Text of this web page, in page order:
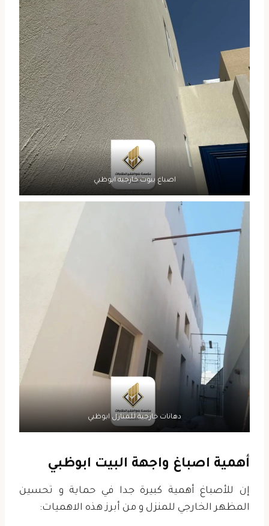
اصباغ بيوت خارجيه ابوظبي
دهانات خارجية للمنازل ابوظبي
أهمية اصباغ واجهة البيت ابوظبي
إن للأصباغ أهمية كبيرة جدا في حماية و تحسين
المظهر الخارجي للمنزل و من أبرز هذه الاهميات: